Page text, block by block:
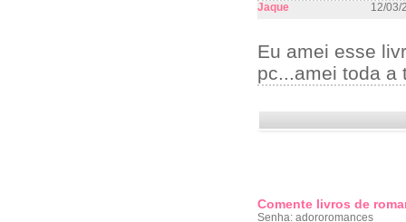
Jaque 12/03/
Eu amei esse
pc...amei toda a
Comente livros de
Senha: adororomances